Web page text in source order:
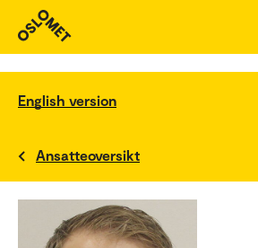
English version
Ansatteoversikt